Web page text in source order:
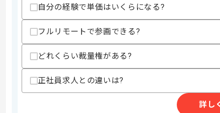
・要件定義からテスト、運用まで全工
・Visual Studioの使用経験
上記に似た経験やスキルをお持ちであれば申
精算条件
有
140時間〜180時間
自分の経験で単価はいくらになる?
フルリモートで参画できる?
どれくらい裁量権がある?
正社員求人との違いは?
詳し